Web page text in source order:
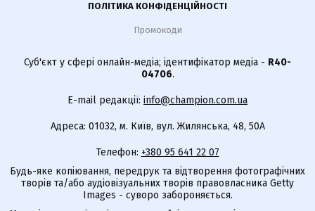
ПОЛІТИКА КОНФІДЕНЦІЙНОСТІ
Промокоди
Суб'єкт у сфері онлайн-медіа; ідентифікатор медіа - R40-
04706.
E-mail редакції: info@champion.com.ua
Адреса: 01032, м. Київ, вул. Жилянська, 48, 50А
Телефон: +380 95 641 22 07
Будь-яке копіювання, передрук та відтворення фотографічних
творів та/або аудіовізуальних творів правовласника Getty
Images - суворо забороняється.